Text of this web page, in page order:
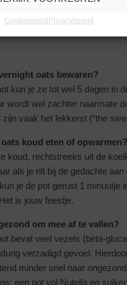
Cookiebeleid Privacybeleid
over Overnight
oats bewaren?
kun je ze tot wel 5 dagen in
wordt wel zachter naarmate
vaak het lekkerst (“the
koud eten of opwarmen?
koud, rechtstreeks uit de
als je rilt bij de gedachte aan
je de pot gerust 1 minuutje
is jouw feestje.
om mee af te vallen?
bevat veel vezels (bèta-
verzadigd gevoel.
minder snel naar
een pot vol Nutella en